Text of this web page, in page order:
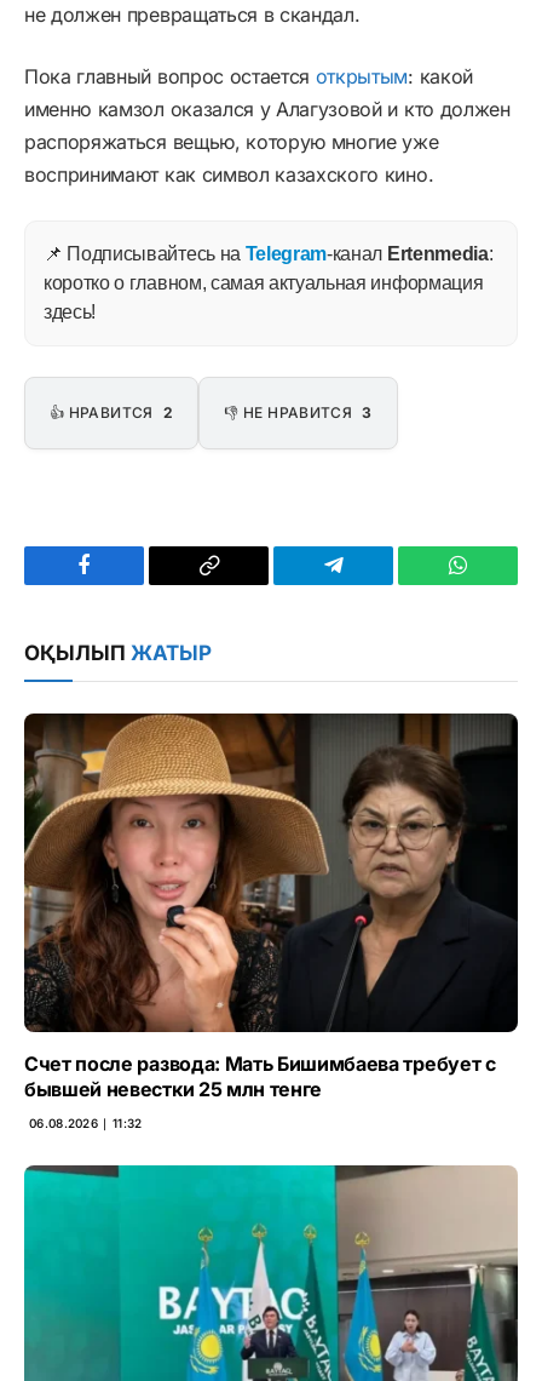
не должен превращаться в скандал.
Пока главный вопрос остается открытым: какой
именно камзол оказался у Алагузовой и кто должен
распоряжаться вещью, которую многие уже
воспринимают как символ казахского кино.
📌 Подписывайтесь на Telegram-канал Ertenmedia:
коротко о главном, самая актуальная информация
здесь!
👍 НРАВИТСЯ 2 👎 НЕ НРАВИТСЯ 3
Facebook
Copy
Telegram
ОҚЫЛЫП ЖАТЫР
Счет после развода: Мать Бишимбаева требует с
бывшей невестки 25 млн тенге
06.08.2026 ∣ 11:32